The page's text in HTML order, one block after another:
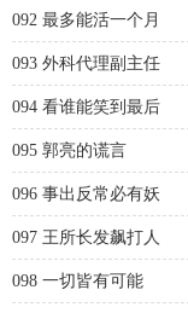
092 最多能活一个月
093 外科代理副主任
094 看谁能笑到最后
095 郭亮的谎言
096 事出反常必有妖
097 王所长发飙打人
098 一切皆有可能